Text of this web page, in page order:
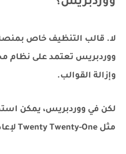
ووردبريس؟
لا. قالب التنظيف خاص
ووردبريس تعتمد على نظام
وإزالة القوالب.
لكن في ووردبريس، يمكن
مثل Twenty Twenty-One لإعادة التهيئة.